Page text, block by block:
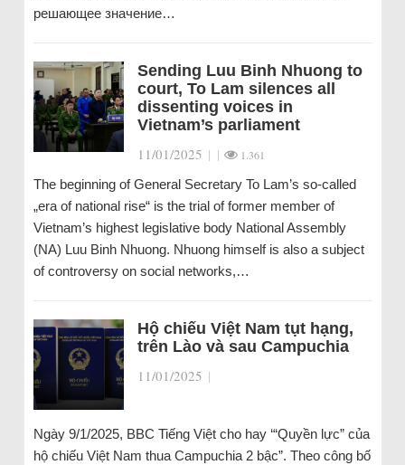
решающее значение…
Sending Luu Binh Nhuong to
court, To Lam silences all
dissenting voices in
Vietnam’s parliament
11/01/2025 | | 1.361
The beginning of General Secretary To Lam’s so-called
„era of national rise“ is the trial of former member of
Vietnam’s highest legislative body National Assembly
(NA) Luu Binh Nhuong. Nhuong himself is also a subject
of controversy on social networks,…
Hộ chiếu Việt Nam tụt hạng,
trên Lào và sau Campuchia
11/01/2025 |
Ngày 9/1/2025, BBC Tiếng Việt cho hay ‘“Quyền lực” của
hộ chiếu Việt Nam thua Campuchia 2 bậc”. Theo công bố